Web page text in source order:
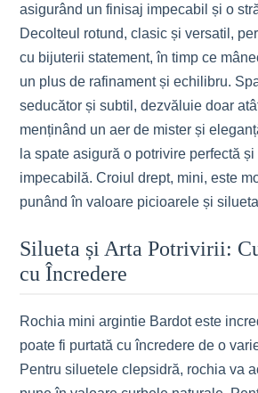
asigurând un finisaj impecabil și o
Decolteul rotund, clasic și versatil,
cu bijuterii statement, în timp ce
un plus de rafinament și echilibru.
seducător și subtil, dezvăluie doar
menținând un aer de mister și
la spate asigură o potrivire perfectă
impecabilă. Croiul drept, mini, este
punând în valoare picioarele și
Silueta și Arta Potrivirii:
cu Încredere
Rochia mini argintie Bardot este
poate fi purtată cu încredere de o
Pentru siluetele clepsidră, rochia va